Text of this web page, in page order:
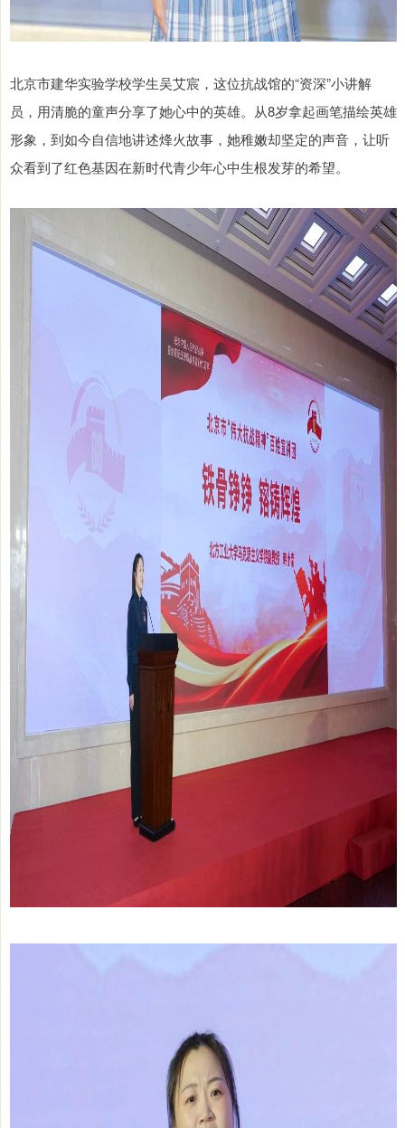
北京市建华实验学校学生吴艾宸，这位抗战馆的“资深”小讲解
员，用清脆的童声分享了她心中的英雄。从8岁拿起画笔描绘英雄
形象，到如今自信地讲述烽火故事，她稚嫩却坚定的声音，让听
众看到了红色基因在新时代青少年心中生根发芽的希望。